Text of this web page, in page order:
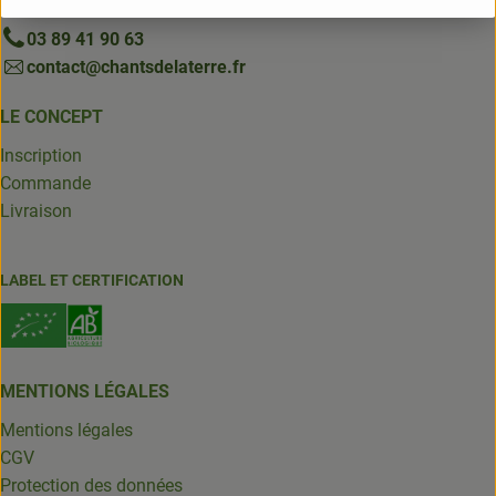
03 89 41 90 63
contact@chantsdelaterre.fr
LE CONCEPT
Inscription
Commande
Livraison
LABEL ET CERTIFICATION
MENTIONS LÉGALES
Mentions légales
CGV
Protection des données